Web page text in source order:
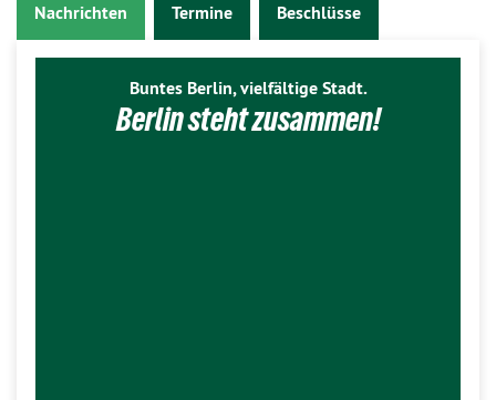
Nachrichten Termine Beschlüsse
Buntes Berlin, vielfältige Stadt.
Berlin steht zusammen!